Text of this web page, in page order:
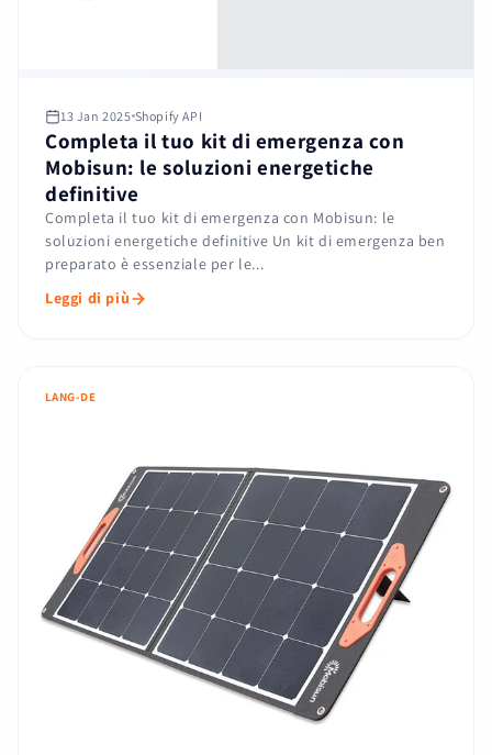
13 Jan 2025 Shopify API
Completa il tuo kit di emergenza con
Mobisun: le soluzioni energetiche
definitive
Completa il tuo kit di emergenza con Mobisun: le
soluzioni energetiche definitive Un kit di emergenza ben
preparato è essenziale per le...
Leggi di più
LANG-DE